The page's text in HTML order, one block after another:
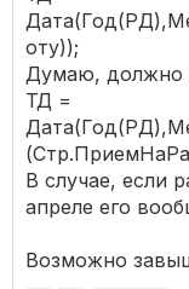
оту));
Думаю, должно
ТД =
В случае, если
апреле его
Возможно